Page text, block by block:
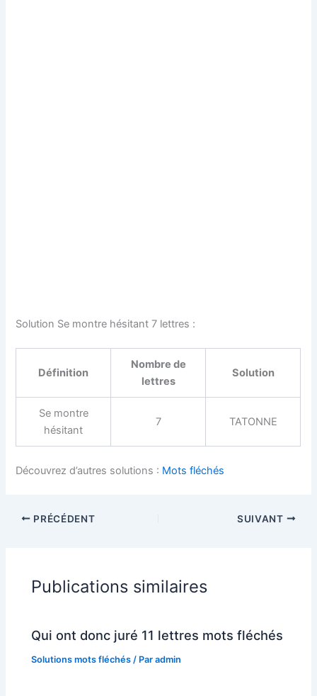
Solution Se montre hésitant 7 lettres :
Définition
Nombre de
lettres
Solution
Se montre
hésitant
7 TATONNE
Découvrez d’autres solutions : Mots fléchés
PRÉCÉDENT SUIVANT
Publications similaires
Qui ont donc juré 11 lettres mots fléchés
Solutions mots fléchés / Paradmin